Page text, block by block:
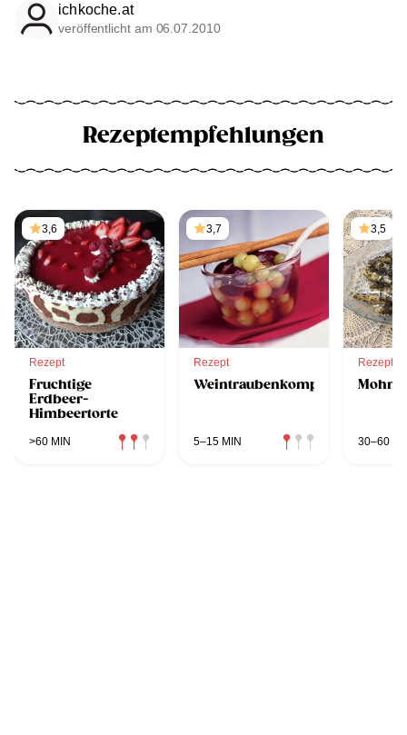
ichkoche.at
veröffentlicht am 06.07.2010
Rezeptempfehlungen
3,6
Rezept
Fruchtige
Erdbeer-
Himbeertorte
>60 MIN
3,7
Rezept
Weintraubenkompott
5–15 MIN
3,5
Rezept
30–60